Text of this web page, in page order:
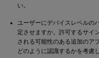
い。
ユーザーにデバイスレベルの
定させますか。許可するサイ
される可能性のある追加のア
どのように認識するかを考慮